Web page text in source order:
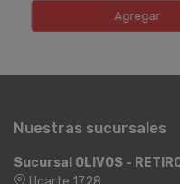
Agregar
Nuestras sucursales
Sucursal OLIVOS -